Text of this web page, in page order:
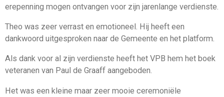
erepenning mogen ontvangen voor zijn jarenlange verdienste.
Theo was zeer verrast en emotioneel. Hij heeft een
dankwoord uitgesproken naar de Gemeente en het platform.
Als dank voor al zijn verdienste heeft het VPB hem het boek
veteranen van Paul de Graaff aangeboden.
Het was een kleine maar zeer mooie ceremoniële